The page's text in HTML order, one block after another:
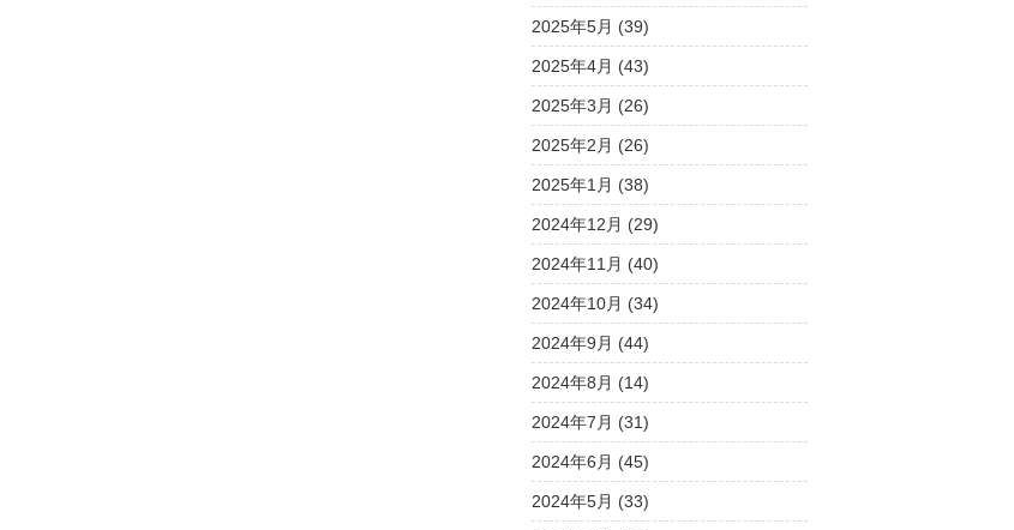
2025年5月 (39)
2025年4月 (43)
2025年3月 (26)
2025年2月 (26)
2025年1月 (38)
2024年12月 (29)
2024年11月 (40)
2024年10月 (34)
2024年9月 (44)
2024年8月 (14)
2024年7月 (31)
2024年6月 (45)
2024年5月 (33)